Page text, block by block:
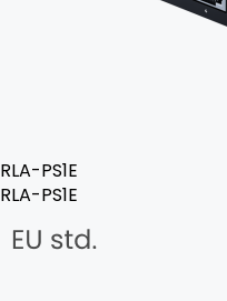
RLA-PS1E
RLA-PS1E